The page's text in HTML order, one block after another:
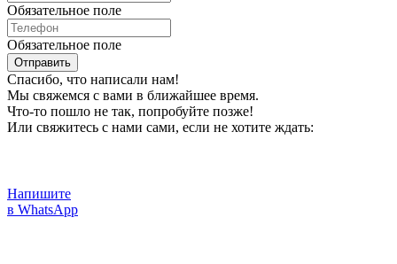
Обязательное поле
Обязательное поле
Отправить
Спасибо, что написали нам!
Мы свяжемся с вами в ближайшее время.
Что-то пошло не так, попробуйте позже!
Или свяжитесь с нами сами, если не хотите ждать:
Напишите
в WhatsApp